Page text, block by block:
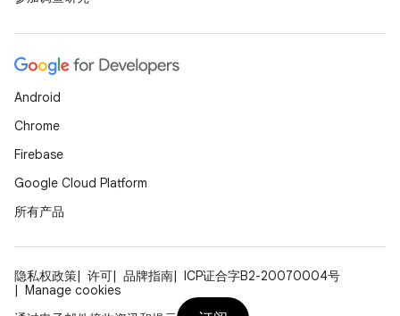
Android
Chrome
Firebase
Google Cloud Platform
所有产品
隐私权政策 许可 品牌指南
ICP证合字B2-20070004号
Manage cookies